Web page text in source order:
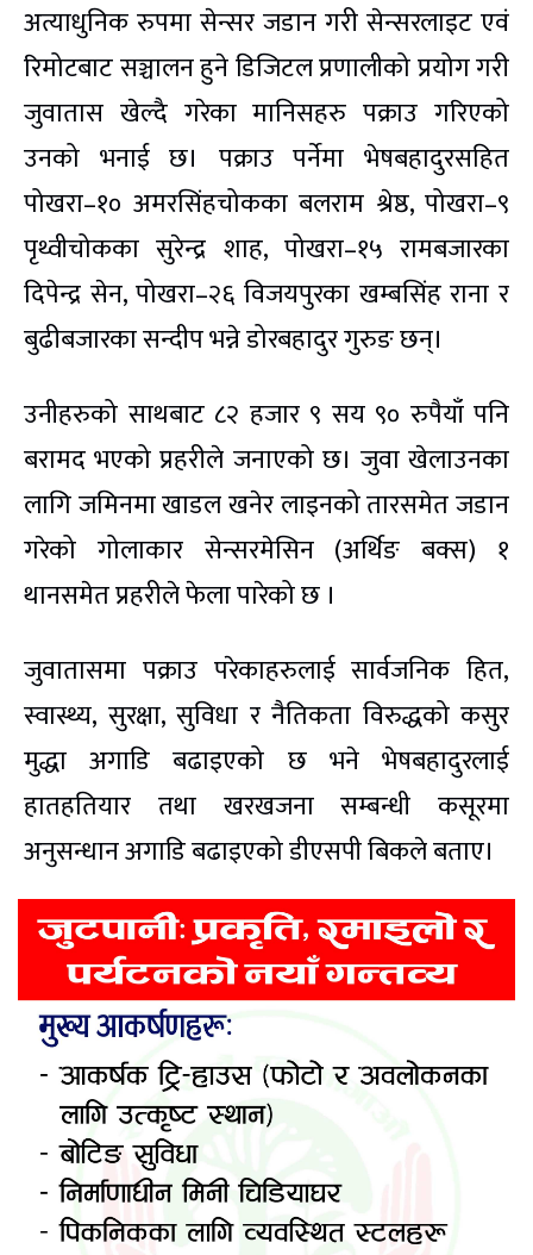
अत्याधुनिक रुपमा सेन्सर जडान गरी सेन्सरलाइट एवं
रिमोटबाट सञ्चालन हुने डिजिटल प्रणालीको प्रयोग गरी
जुवातास खेल्दै गरेका मानिसहरु पक्राउ गरिएको
उनको भनाई छ। पक्राउ पर्नेमा भेषबहादुरसहित
पोखरा–१० अमरसिंहचोकका बलराम श्रेष्ठ, पोखरा–९
पृथ्वीचोकका सुरेन्द्र शाह, पोखरा–१५ रामबजारका
दिपेन्द्र सेन, पोखरा–२६ विजयपुरका खम्बसिंह राना र
बुढीबजारका सन्दीप भन्ने डोरबहादुर गुरुङ छन्।
उनीहरुको साथबाट ८२ हजार ९ सय ९० रुपैयाँ पनि
बरामद भएको प्रहरीले जनाएको छ। जुवा खेलाउनका
लागि जमिनमा खाडल खनेर लाइनको तारसमेत जडान
गरेको गोलाकार सेन्सरमेसिन (अर्थिङ बक्स) १
थानसमेत प्रहरीले फेला पारेको छ ।
जुवातासमा पक्राउ परेकाहरुलाई सार्वजनिक हित,
स्वास्थ्य, सुरक्षा, सुविधा र नैतिकता विरुद्धको कसुर
मुद्धा अगाडि बढाइएको छ भने भेषबहादुरलाई
हातहतियार तथा खरखजना सम्बन्धी कसूरमा
अनुसन्धान अगाडि बढाइएको डीएसपी बिकले बताए।